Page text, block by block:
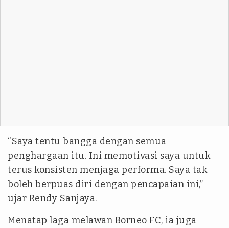
“Saya tentu bangga dengan semua
penghargaan itu. Ini memotivasi saya untuk
terus konsisten menjaga performa. Saya tak
boleh berpuas diri dengan pencapaian ini,”
ujar Rendy Sanjaya.
Menatap laga melawan Borneo FC, ia juga